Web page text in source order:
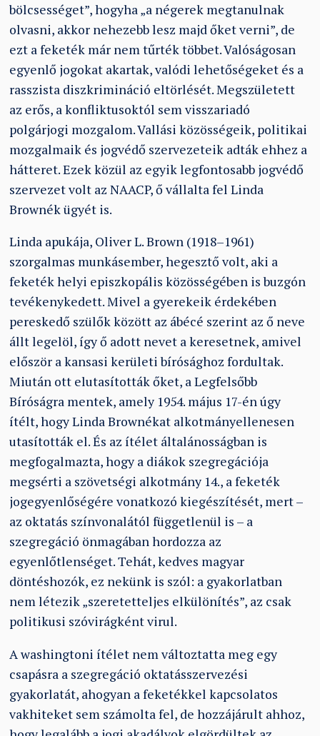
bölcsességet”, hogyha „a négerek megtanulnak
olvasni, akkor nehezebb lesz majd őket verni”, de
ezt a feketék már nem tűrték többet. Valóságosan
egyenlő jogokat akartak, valódi lehetőségeket és a
rasszista diszkrimináció eltörlését. Megszületett
az erős, a konfliktusoktól sem visszariadó
polgárjogi mozgalom. Vallási közösségeik, politikai
mozgalmaik és jogvédő szervezeteik adták ehhez a
hátteret. Ezek közül az egyik legfontosabb jogvédő
szervezet volt az NAACP, ő vállalta fel Linda
Brownék ügyét is.
Linda apukája, Oliver L. Brown (1918–1961)
szorgalmas munkásember, hegesztő volt, aki a
feketék helyi episzkopális közösségében is buzgón
tevékenykedett. Mivel a gyerekeik érdekében
pereskedő szülők között az ábécé szerint az ő neve
állt legelöl, így ő adott nevet a keresetnek, amivel
először a kansasi kerületi bírósághoz fordultak.
Miután ott elutasították őket, a Legfelsőbb
Bíróságra mentek, amely 1954. május 17-én úgy
ítélt, hogy Linda Brownékat alkotmányellenesen
utasították el. És az ítélet általánosságban is
megfogalmazta, hogy a diákok szegregációja
megsérti a szövetségi alkotmány 14., a feketék
jogegyenlőségére vonatkozó kiegészítését, mert –
az oktatás színvonalától függetlenül is – a
szegregáció önmagában hordozza az
egyenlőtlenséget. Tehát, kedves magyar
döntéshozók, ez nekünk is szól: a gyakorlatban
nem létezik „szeretetteljes elkülönítés”, az csak
politikusi szóvirágként virul.
A washingtoni ítélet nem változtatta meg egy
csapásra a szegregáció oktatásszervezési
gyakorlatát, ahogyan a feketékkel kapcsolatos
vakhiteket sem számolta fel, de hozzájárult ahhoz,